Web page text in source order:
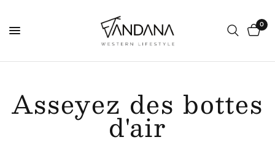
0
Asseyez des bottes
d'air